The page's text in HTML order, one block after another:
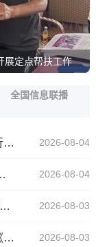
展定点帮扶工作
全国信息联播
习近平经济思想指引中国经济高质量发展行稳致远 2026-08-04
布图设计保护条例》 2026-08-04
领“十五五”开局之年中国经济破浪前行 2026-08-03
《求是》杂志发表习近平总书记重要文章《加快建设健康中国》 2026-08-03